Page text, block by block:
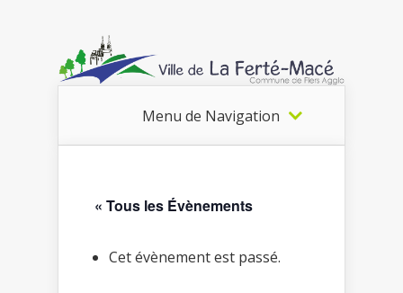
Menu de Navigation
« Tous les Évènements
Cet évènement est passé.